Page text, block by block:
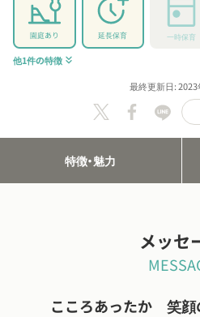
園庭あり 延長保育 一時保育
他1件の特徴 keyboard_double_arrow_down
最終更新日: 2023
特徴・魅力
メッセ
こころあったか 笑顔